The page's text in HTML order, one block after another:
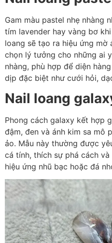
Gam màu pastel nhẹ nhàng
tím lavender hay vàng bơ
loang sẽ tạo ra hiệu ứng
chọn lý tưởng cho những ai
nhàng, phù hợp để diện
dịp đặc biệt như cưới hỏi,
Nail loang
Phong cách galaxy kết hợp
đậm, đen và ánh kim sa mô
ảo. Mẫu này thường được
cá tính, thích sự phá cách
hiệu ứng nhũ bạc hoặc đá